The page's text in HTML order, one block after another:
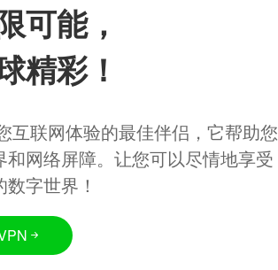
可能，
精彩！
互联网体验的最佳伴侣，它帮助您
和网络屏障。让您可以尽情地享受
字世界！